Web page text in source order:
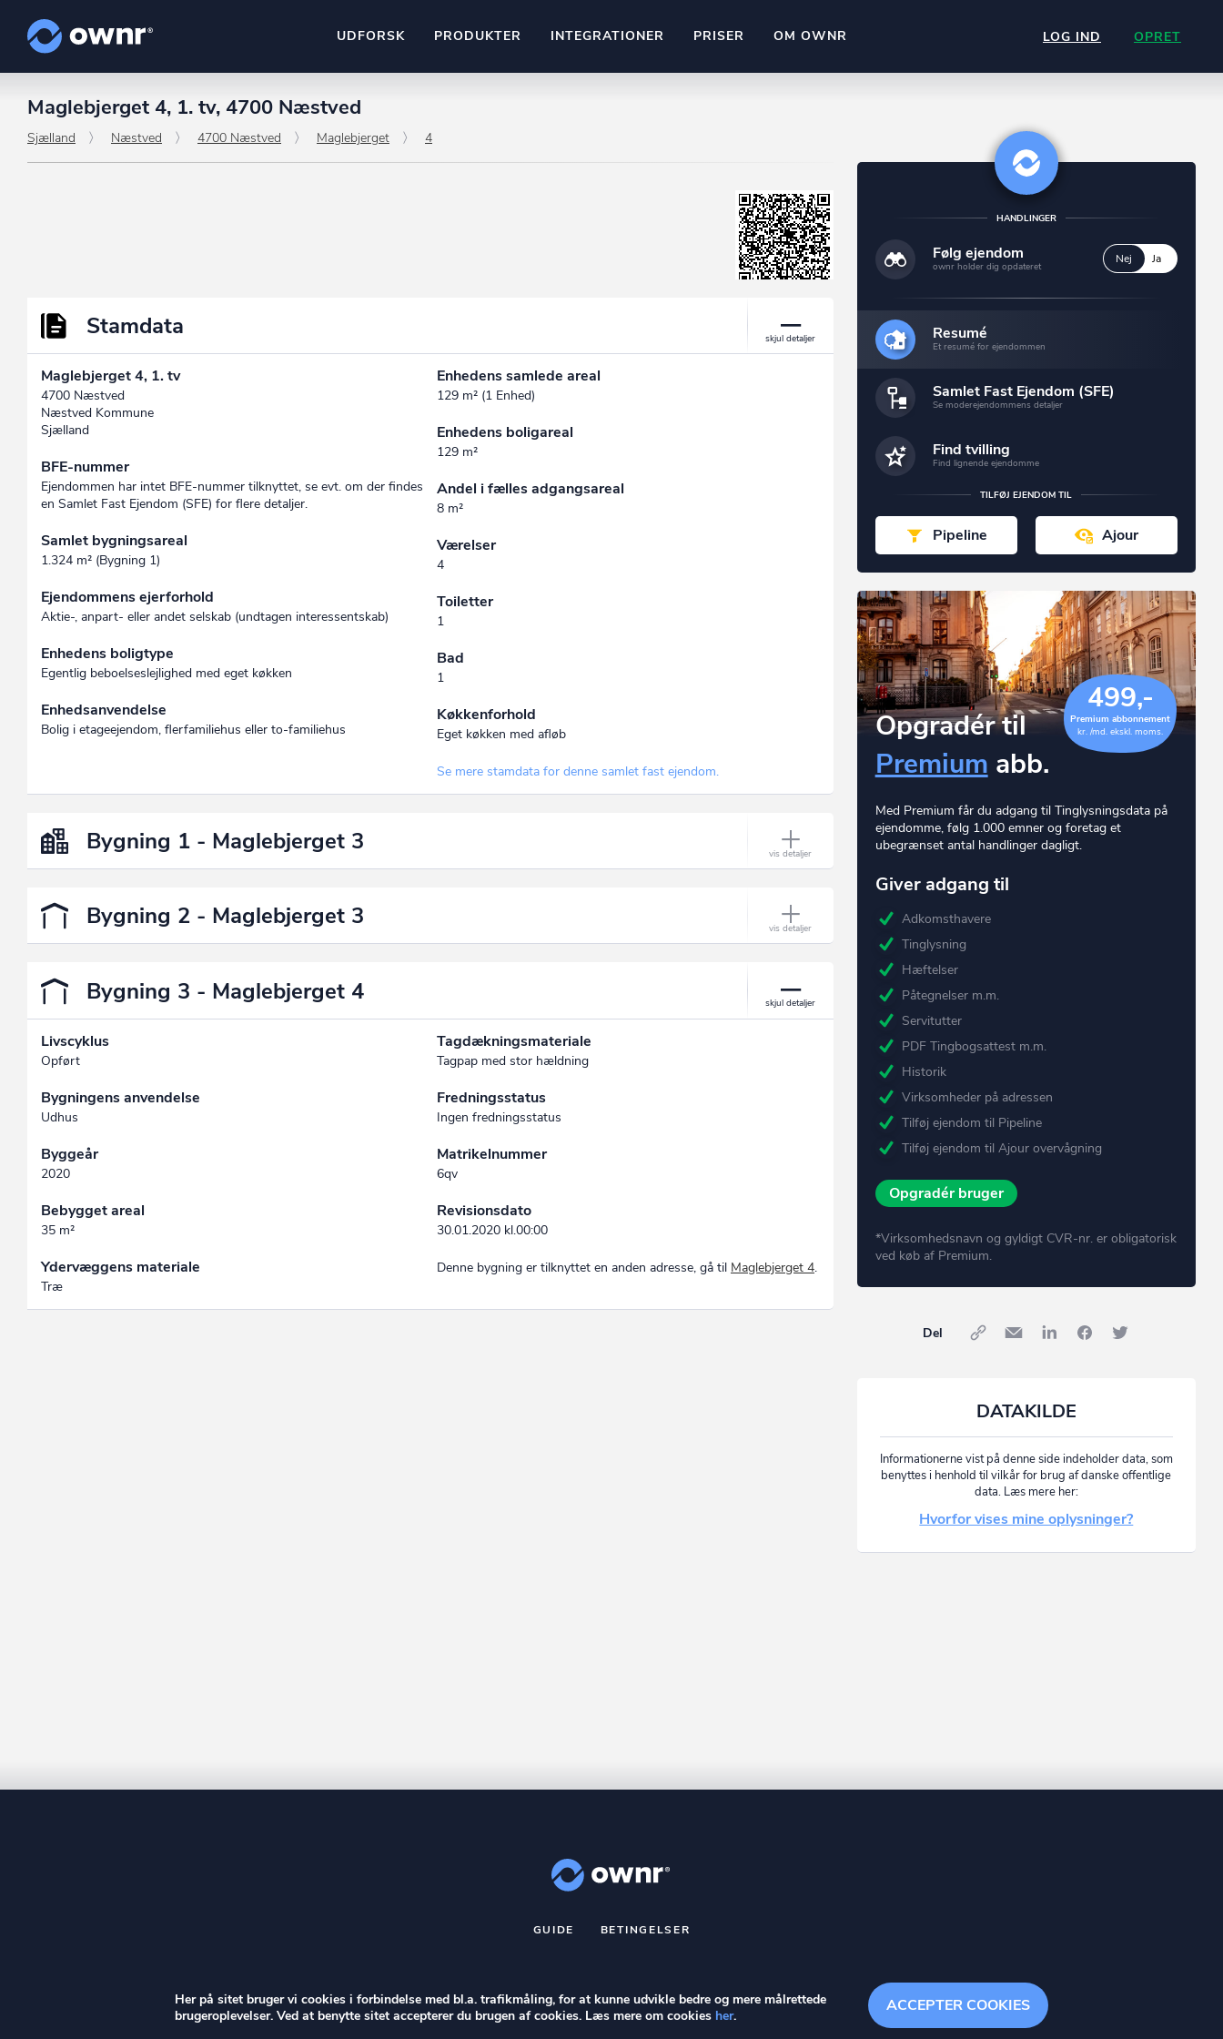
UDFORSK PRODUKTER
ownr Insights
INTEGRATIONER PRISER OM OWNR LOG IND OPRET
Maglebjerget 4, 1. tv, 4700 Næstved
Sjælland Næstved 4700 Næstved Maglebjerget 4
Stamdata
Maglebjerget 4, 1. tv
4700 Næstved
Næstved Kommune
Sjælland
BFE-nummer
Ejendommen har intet BFE-nummer tilknyttet, se evt. om der findes
en Samlet Fast Ejendom (SFE) for flere detaljer.
Samlet bygningsareal
1.324 m² (Bygning 1)
Ejendommens ejerforhold
Aktie-, anpart- eller andet selskab (undtagen interessent­skab)
Enhedens boligtype
Egentlig beboelseslejlighed med eget køkken
Enhedsanvendelse
Bolig i etageejendom, flerfamiliehus eller to-familiehus
Enhedens samlede areal
129 m² (1 Enhed)
Enhedens boligareal
129 m²
Andel i fælles adgangsareal
8 m²
Værelser
4
Toiletter
1
Bad
1
Køkkenforhold
Eget køkken med afløb
Se mere stamdata for denne samlet fast ejendom.
Bygning 1 - Maglebjerget 3
Bygning 2 - Maglebjerget 3
Bygning 3 - Maglebjerget 4
Livscyklus
Opført
Bygningens anvendelse
Udhus
Byggeår
2020
Bebygget areal
35 m²
Ydervæggens materiale
Træ
Tagdækningsmateriale
Tagpap med stor hældning
Fredningsstatus
Ingen fredningsstatus
Matrikelnummer
6qv
Revisionsdato
30.01.2020 kl.00:00
Denne bygning er tilknyttet en anden adresse, gå til Maglebjerget 4.
HANDLINGER
Følg ejendom
ownr holder dig opdateret
Nej Ja
Resumé
Et resumé for ejendommen
Samlet Fast Ejendom (SFE)
Se moderejendommens detaljer
Find tvilling
Find lignende ejendomme
TILFØJ EJENDOM TIL
Pipeline Ajour
499,-
Premium abbonnement
kr. /md. ekskl. moms.
Opgradér til
Premium abb.
Med Premium får du adgang til Tinglysningsdata på
ejendomme, følg 1.000 emner og foretag et
ubegrænset antal handlinger dagligt.
Giver adgang til
Adkomsthavere
Tinglysning
Hæftelser
Påtegnelser m.m.
Servitutter
PDF Tingbogsattest m.m.
Historik
Virksomheder på adressen
Tilføj ejendom til Pipeline
Tilføj ejendom til Ajour overvågning
Opgradér bruger
*Virksomhedsnavn og gyldigt CVR-nr. er obligatorisk
ved køb af Premium.
Del
DATAKILDE
Informationerne vist på denne side indeholder data, som
benyttes i henhold til vilkår for brug af danske offentlige
data. Læs mere her:
Hvorfor vises mine oplysninger?
GUIDE BETINGELSER
Stationsparken 26. 2., 2600 Glostrup, info@ownr.dk
ACCEPTER COOKIES
Her på sitet bruger vi cookies i forbindelse med bl.a. trafikmåling, for at kunne udvikle bedre og mere målrettede
brugeroplevelser. Ved at benytte sitet accepterer du brugen af cookies. Læs mere om cookies her.